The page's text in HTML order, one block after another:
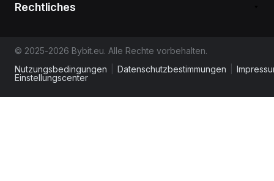
Rechtliches
© 2025-2026 Bybit.eu. Alle Rechte vorbehalten.
Nutzungsbedingungen
Datenschutzbestimmungen
Einstellungscenter